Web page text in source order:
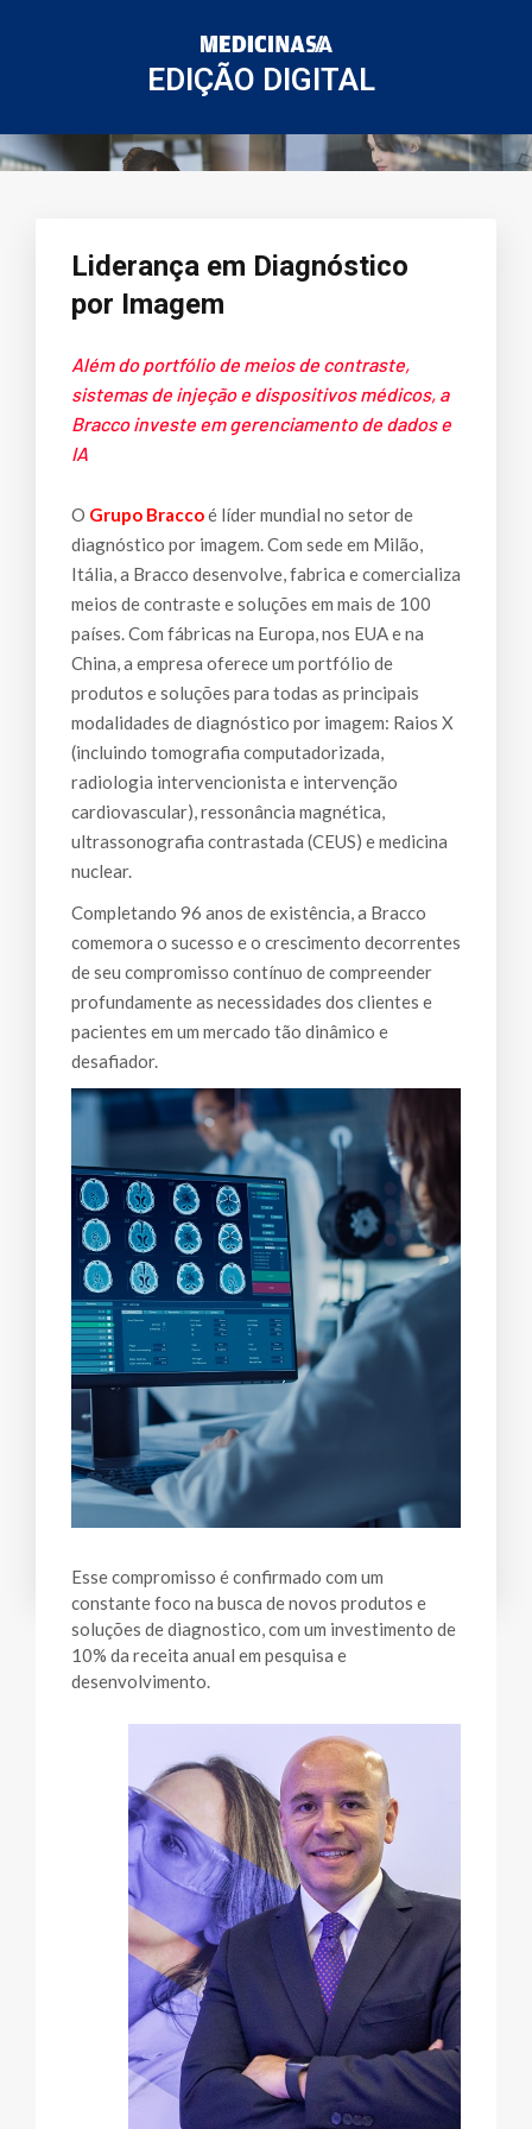
EDIÇÃO DIGITAL
Liderança em Diagnóstico
por Imagem
Além do portfólio de meios de contraste,
sistemas de injeção e dispositivos médicos, a
Bracco investe em gerenciamento de dados e
IA
O Grupo Braccoé líder mundial no setor de
diagnóstico por imagem. Com sede em Milão,
Itália, a Bracco desenvolve, fabrica e comercializa
meios de contraste e soluções em mais de 100
países. Com fábricas na Europa, nos EUA e na
China, a empresa oferece um portfólio de
produtos e soluções para todas as principais
modalidades de diagnóstico por imagem: Raios X
(incluindo tomografia computadorizada,
radiologia intervencionista e intervenção
cardiovascular), ressonância magnética,
ultrassonografia contrastada (CEUS) e medicina
nuclear.
Completando 96 anos de existência, a Bracco
comemora o sucesso e o crescimento decorrentes
de seu compromisso contínuo de compreender
profundamente as necessidades dos clientes e
pacientes em um mercado tão dinâmico e
desafiador.
Esse compromisso é confirmado com um
constante foco na busca de novos produtos e
soluções de diagnostico, com um investimento de
10% da receita anual em pesquisa e
desenvolvimento.